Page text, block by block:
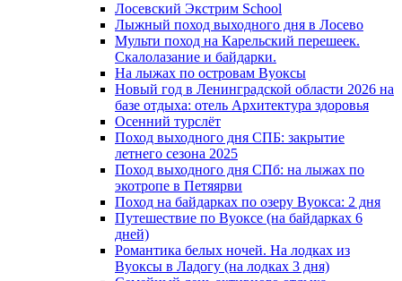
Лосевский Экстрим School
Лыжный поход выходного дня в Лосево
Мульти поход на Карельский перешеек.
Скалолазание и байдарки.
На лыжах по островам Вуоксы
Новый год в Ленинградской области 2026 на
базе отдыха: отель Архитектура здоровья
Осенний турслёт
Поход выходного дня СПБ: закрытие
летнего сезона 2025
Поход выходного дня СПб: на лыжах по
экотропе в Петяярви
Поход на байдарках по озеру Вуокса: 2 дня
Путешествие по Вуоксе (на байдарках 6
дней)
Романтика белых ночей. На лодках из
Вуоксы в Ладогу (на лодках 3 дня)